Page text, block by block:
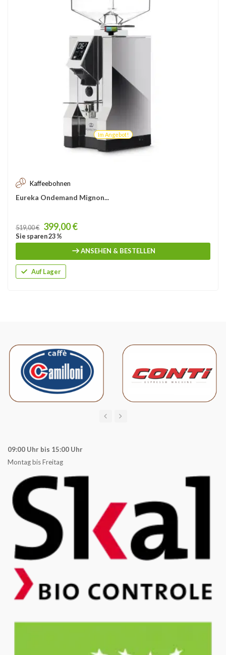
Im Angebot!
Kaffeebohnen
Eureka Ondemand Mignon...
Price
519,00 € 399,00 €
Sie sparen 23 %
ANSEHEN & BESTELLEN
Auf Lager
09:00 Uhr bis 15:00 Uhr
Montag bis Freitag